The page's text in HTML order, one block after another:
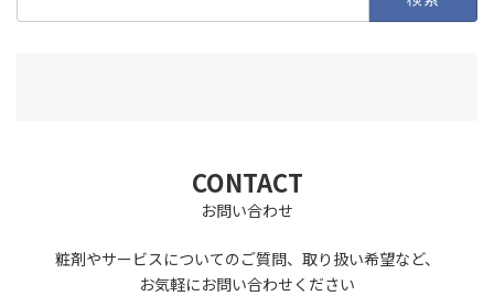
CONTACT
お問い合わせ
粧剤やサービスについてのご質問、取り扱い希望など、
お気軽にお問い合わせください